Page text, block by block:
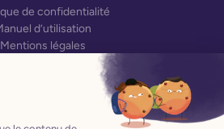
de confidentialité
d’utilisation
Mentions légales
Cookies
est un dispositif médical de classe I